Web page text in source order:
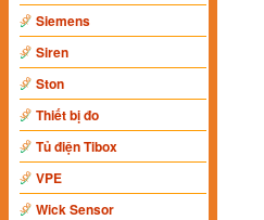
Siemens
Siren
Ston
Thiết bị đo
Tủ điện Tibox
VPE
Wick Sensor